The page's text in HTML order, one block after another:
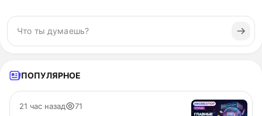
ПОПУЛЯРНОЕ
21 час назад 71